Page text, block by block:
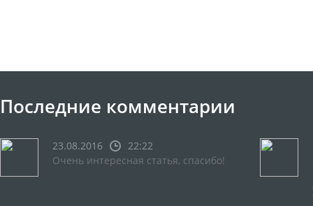
Последние комментарии
23.08.2016
22:22
Очень интересная статья, спасибо!